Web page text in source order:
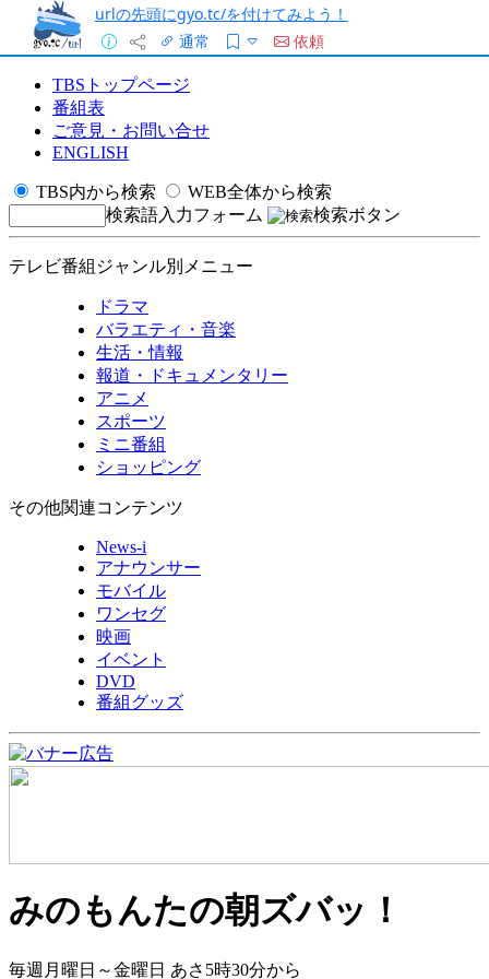
urlの先頭にgyo.tc/を付けてみよう！
通常
依頼